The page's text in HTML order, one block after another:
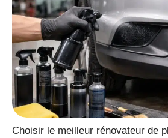
Choisir le meilleur rénovateur de